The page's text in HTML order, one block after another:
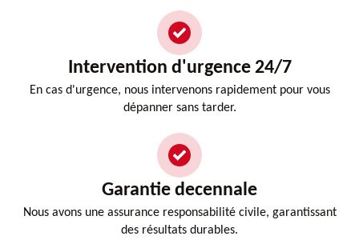
Intervention d'urgence 24/7
En cas d'urgence, nous intervenons rapidement pour vous
dépanner sans tarder.
Garantie decennale
Nous avons une assurance responsabilité civile, garantissant
des résultats durables.